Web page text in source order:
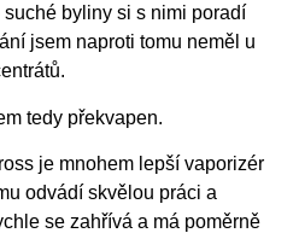
byliny si s nimi poradí
jsem naproti tomu neměl u
tedy překvapen.
je mnohem lepší vaporizér
odvádí skvělou práci a
se zahřívá a má poměrně